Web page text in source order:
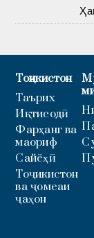
Тоҷикистон
Таърих
Иқтисодӣ
Фарҳанг ва
маориф
Сайёҳӣ
Тоҷикистон
ва ҷомеаи
ҷаҳон